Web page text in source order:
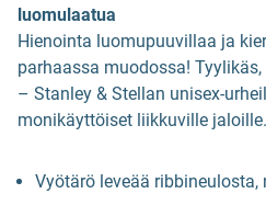
luomulaatua
Hienointa luomupuuvillaa ja
parhaassa muodossa!
– Stanley & Stellan unisex-
monikäyttöiset liikkuville jaloille.
Vyötärö leveää ribbineulosta,